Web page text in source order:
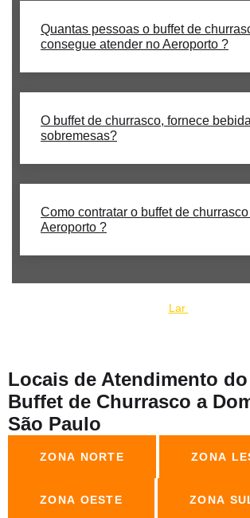
Quantas pessoas o buffet de
consegue atender no Aeroporto ?
O buffet de churrasco, fornece
sobremesas?
Como contratar o buffet de
Aeroporto ?
Lar
Locais de Atendimento do
Buffet de Churrasco a
São Paulo
ZONA NORTE ZONA
ZONA OESTE ZONA